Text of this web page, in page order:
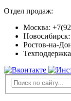
Отдел продаж:
Москва:
Ростов-на-